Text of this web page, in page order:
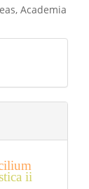
Academia
ii